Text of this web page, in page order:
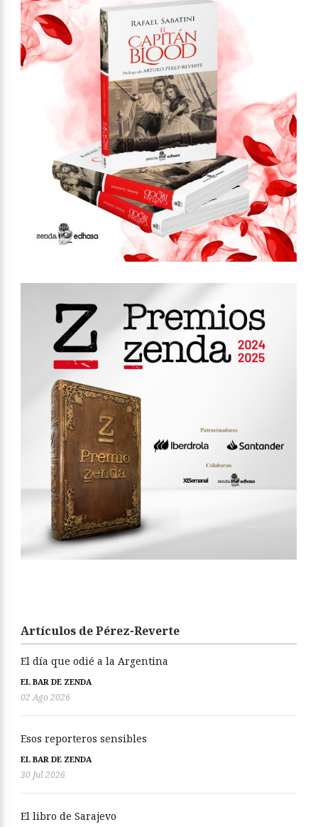
Artículos de Pérez-Reverte
El día que odié a la Argentina
EL BAR DE ZENDA
02 Ago 2026
Esos reporteros sensibles
EL BAR DE ZENDA
30 Jul 2026
El libro de Sarajevo